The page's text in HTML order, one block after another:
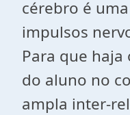
cérebro é
impulsos
Para que
do aluno no
ampla inter-